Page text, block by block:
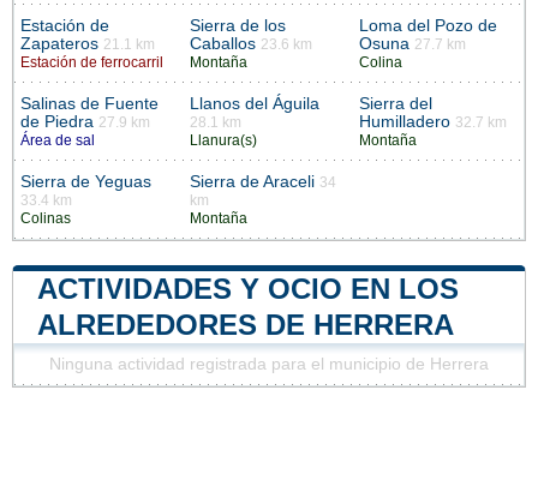
Estación de
Zapateros 21.1 km
Estación de ferrocarril
Sierra de los
Caballos 23.6 km
Montaña
Loma del Pozo de
Osuna 27.7 km
Colina
Salinas de Fuente
de Piedra 27.9 km
Área de sal
Llanos del Águila
28.1 km
Llanura(s)
Sierra del
Humilladero 32.7 km
Montaña
Sierra de Yeguas
33.4 km
Colinas
Sierra de Araceli 34
km
Montaña
ACTIVIDADES Y OCIO EN LOS
ALREDEDORES DE HERRERA
Ninguna actividad registrada para el municipio de Herrera